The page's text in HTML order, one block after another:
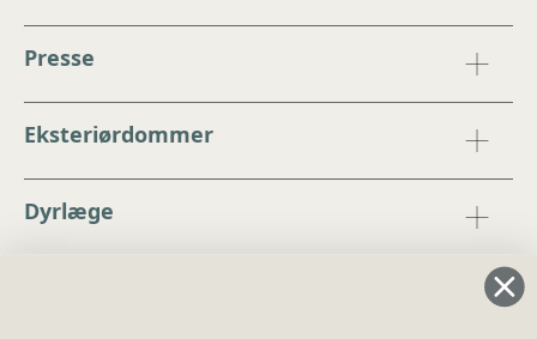
Presse
Eksteriørdommer
Dyrlæge